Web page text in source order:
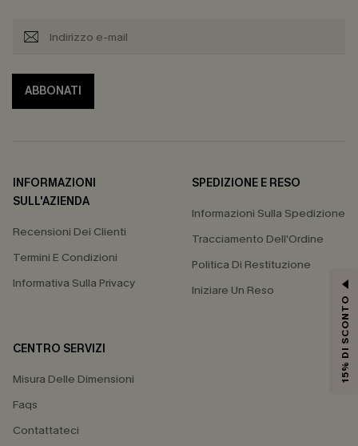
ABBONATI
INFORMAZIONI
SULL'AZIENDA
Recensioni Dei Clienti
Termini E Condizioni
Informativa Sulla Privacy
SPEDIZIONE E RESO
Informazioni Sulla Spedizione
Tracciamento Dell'Ordine
Politica Di Restituzione
Iniziare Un Reso
CENTRO SERVIZI
Misura Delle Dimensioni
Faqs
Contattateci
15% DI SCONTO